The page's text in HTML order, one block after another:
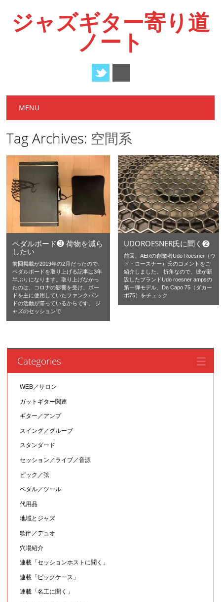
ジャズギター寄り道
ノート
Main menu
MENU
Tag Archives: 空間系
ペダルボード❸ 荷物を減ら
したい
前回掲載が2019年の2月だったので、
ペダルボードを取り上げる記事は3年
半ぶりになります。取り上げなかっ
たのは、コロナの影響を受け、ボー
ドを主に使用していたファンクバン
ドの活動が滞っているからです。 ジ
ャズのセッションで
UDOROESNER氏に聞く❷
前回、AERの創業者Udo Roesner（ウ
ド・ロースナー）氏のコメントをご
紹介しました。 折角なので、彼が新
設したブランドUdo roesner ampsの
第一弾モデル、Da Capo 75（ダカー
ポ75）をチェック
Categories
WEB／サロン
ガットギター関連
ギター／アンプ
スイング／グルーブ
スタンダード
セッション／ライブ／音源
ピック／弦
ペダル／ツール
代用品
地域とジャズ
歌伴／デュオ
穴場紹介
連載「セッションホストに聞く」
連載「ピックケース」
連載「名工に聞く」